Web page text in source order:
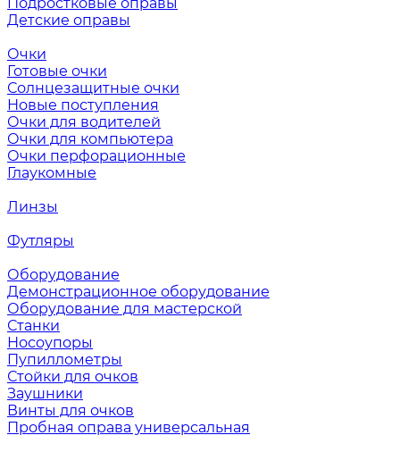
Детские оправы
Очки
Готовые очки
Солнцезащитные очки
Новые поступления
Очки для водителей
Очки для компьютера
Очки перфорационные
Глаукомные
Линзы
Футляры
Оборудование
Демонстрационное оборудование
Оборудование для мастерской
Станки
Носоупоры
Пупиллометры
Стойки для очков
Заушники
Винты для очков
Пробная оправа универсальная